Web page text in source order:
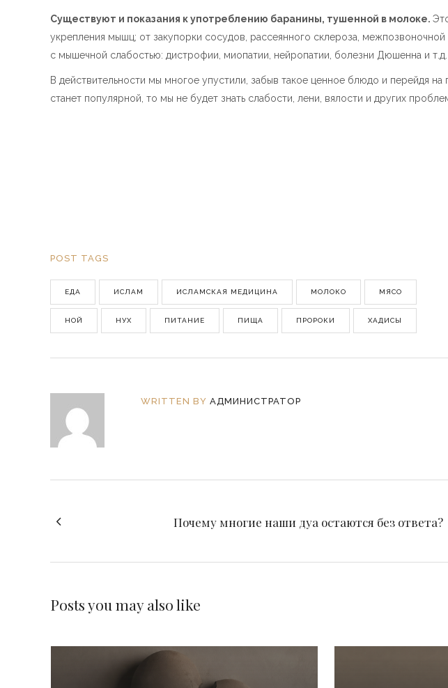
Существуют и показания к употреблению баранины, тушенной в молоке.
укрепления мышц; от закупорки сосудов, рассеянного склероза,
с мышечной слабостью: дистрофии, миопатии, нейропатии, болезни Дюшенна и
В действительности мы многое упустили, забыв такое ценное блюдо и перейдя
станет популярной, то мы не будет знать слабости, лени, вялости и других
POST TAGS
ЕДА ИСЛАМ ИСЛАМСКАЯ МЕДИЦИНА МОЛОКО МЯСО
НОЙ НУХ ПИТАНИЕ ПИЩА ПРОРОКИ ХАДИСЫ
WRITTEN BY АДМИНИСТРАТОР
Почему многие наши дуа остаются без ответа?
Posts you may also like